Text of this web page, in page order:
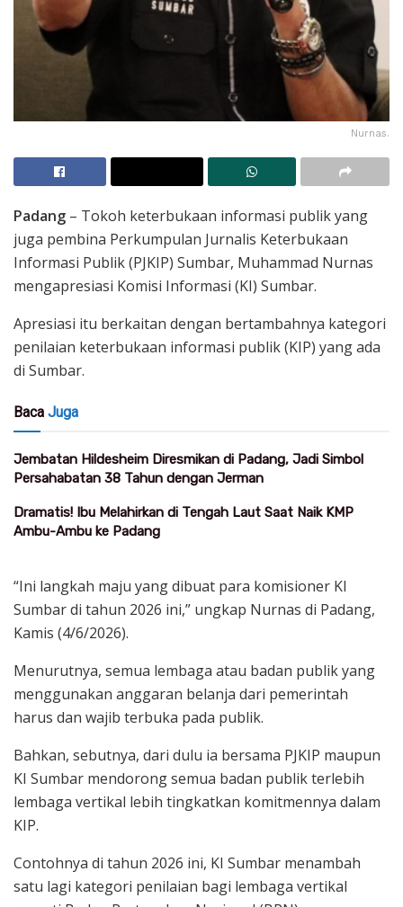
Nurnas.
Padang – Tokoh keterbukaan informasi publik yang
juga pembina Perkumpulan Jurnalis Keterbukaan
Informasi Publik (PJKIP) Sumbar, Muhammad Nurnas
mengapresiasi Komisi Informasi (KI) Sumbar.
Apresiasi itu berkaitan dengan bertambahnya kategori
penilaian keterbukaan informasi publik (KIP) yang ada
di Sumbar.
Baca Juga
Jembatan Hildesheim Diresmikan di Padang, Jadi Simbol
Persahabatan 38 Tahun dengan Jerman
Dramatis! Ibu Melahirkan di Tengah Laut Saat Naik KMP
Ambu-Ambu ke Padang
“Ini langkah maju yang dibuat para komisioner KI
Sumbar di tahun 2026 ini,” ungkap Nurnas di Padang,
Kamis (4/6/2026).
Menurutnya, semua lembaga atau badan publik yang
menggunakan anggaran belanja dari pemerintah
harus dan wajib terbuka pada publik.
Bahkan, sebutnya, dari dulu ia bersama PJKIP maupun
KI Sumbar mendorong semua badan publik terlebih
lembaga vertikal lebih tingkatkan komitmennya dalam
KIP.
Contohnya di tahun 2026 ini, KI Sumbar menambah
satu lagi kategori penilaian bagi lembaga vertikal